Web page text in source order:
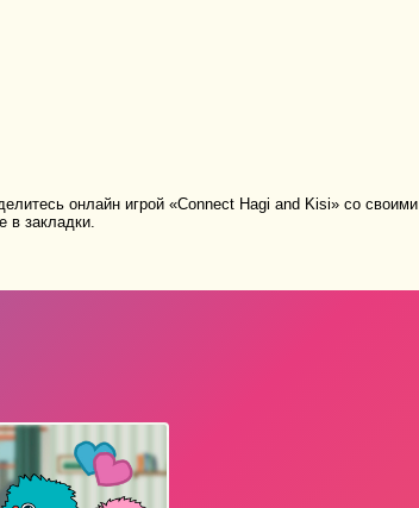
онлайн игрой «Connect Hagi and Kisi» со своими
в закладки.